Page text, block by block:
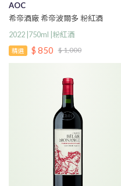
AOC
希帝酒廠 希帝波爾多 粉紅酒
2022 |750ml |粉紅酒
精選 $ 850 $ 1,000